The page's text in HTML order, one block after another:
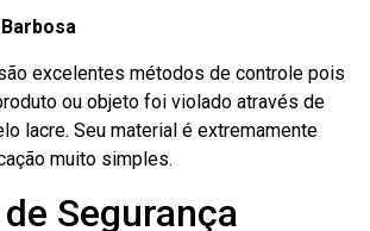
Barbosa
excelentes métodos de controle pois
ou objeto foi violado através de
lacre. Seu material é extremamente
muito simples.
Segurança